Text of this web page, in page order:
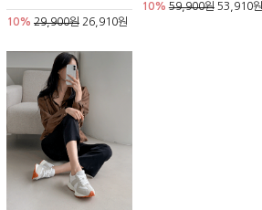
10% 29,900원 26,910원
10% 59,900원53,910원